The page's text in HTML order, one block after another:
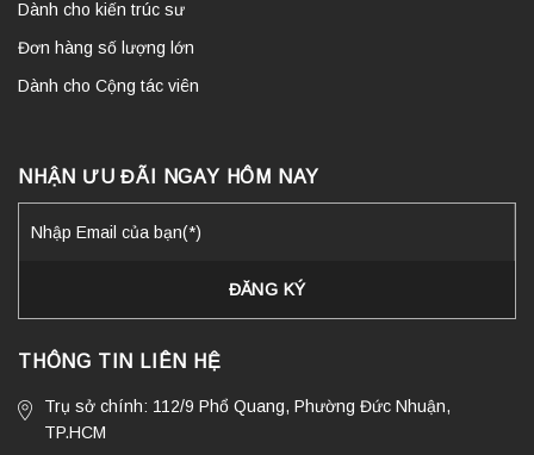
Dành cho kiến trúc sư
Đơn hàng số lượng lớn
Dành cho Cộng tác viên
NHẬN ƯU ĐÃI NGAY HÔM NAY
THÔNG TIN LIÊN HỆ
Trụ sở chính: 112/9 Phổ Quang, Phường Đức Nhuận,
TP.HCM